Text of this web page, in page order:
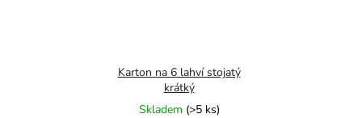
Karton na 6 lahví stojatý
krátký
Skladem (>5 ks)